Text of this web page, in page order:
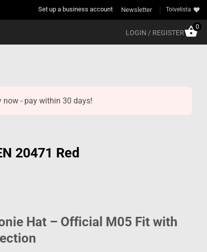
Set up a business account Newsletter Toivelista
LOGIN / REGISTER
0
now - pay within 30 days!
20471 Red
Hat – Official M05 Fit with